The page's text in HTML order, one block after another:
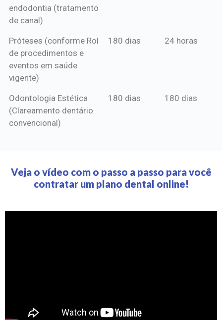
endodontia (tratamento
de canal)
Próteses (conforme Rol
de procedimentos e
eventos em saúde
vigente)
180 dias 24 horas
Odontologia Estética
(Clareamento dentário
convencional)
180 dias 180 dias
Veja o vídeo com o passo a passo para você
contratar um plano dental online!